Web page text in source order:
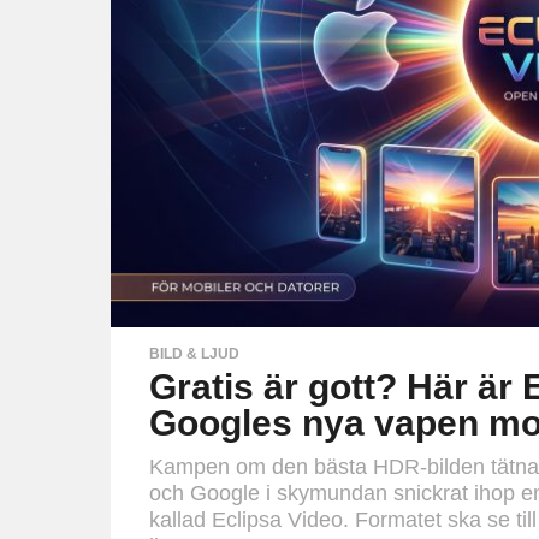
BILD & LJUD
Gratis är gott? Här är
Googles nya vapen
Kampen om den bästa HDR-bilden
och Google i skymundan snickrat ihop
kallad Eclipsa Video. Formatet ska se